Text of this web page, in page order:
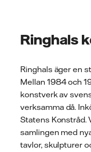
Ringhals
Ringhals äger en
Mellan 1984 och
konstverk av
verksamma då.
Statens Konstråd.
samlingen med
tavlor, skulpturer